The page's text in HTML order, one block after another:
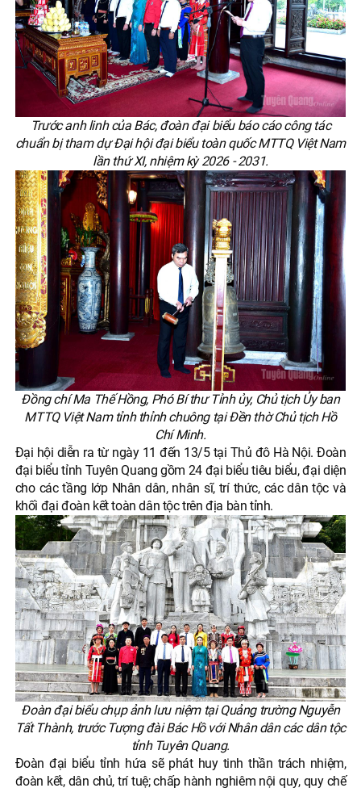
Trước anh linh của Bác, đoàn đại biểu báo cáo công tác
chuẩn bị tham dự Đại hội đại biểu toàn quốc MTTQ Việt Nam
lần thứ XI, nhiệm kỳ 2026 - 2031.
Đồng chí Ma Thế Hồng, Phó Bí thư Tỉnh ủy, Chủ tịch Ủy ban
MTTQ Việt Nam tỉnh thỉnh chuông tại Đền thờ Chủ tịch Hồ
Chí Minh.
Đại hội diễn ra từ ngày 11 đến 13/5 tại Thủ đô Hà Nội. Đoàn
đại biểu tỉnh Tuyên Quang gồm 24 đại biểu tiêu biểu, đại diện
cho các tầng lớp Nhân dân, nhân sĩ, trí thức, các dân tộc và
khối đại đoàn kết toàn dân tộc trên địa bàn tỉnh.
Đoàn đại biểu chụp ảnh lưu niệm tại Quảng trường Nguyễn
Tất Thành, trước Tượng đài Bác Hồ với Nhân dân các dân tộc
tỉnh Tuyên Quang.
Đoàn đại biểu tỉnh hứa sẽ phát huy tinh thần trách nhiệm,
đoàn kết, dân chủ, trí tuệ; chấp hành nghiêm nội quy, quy chế